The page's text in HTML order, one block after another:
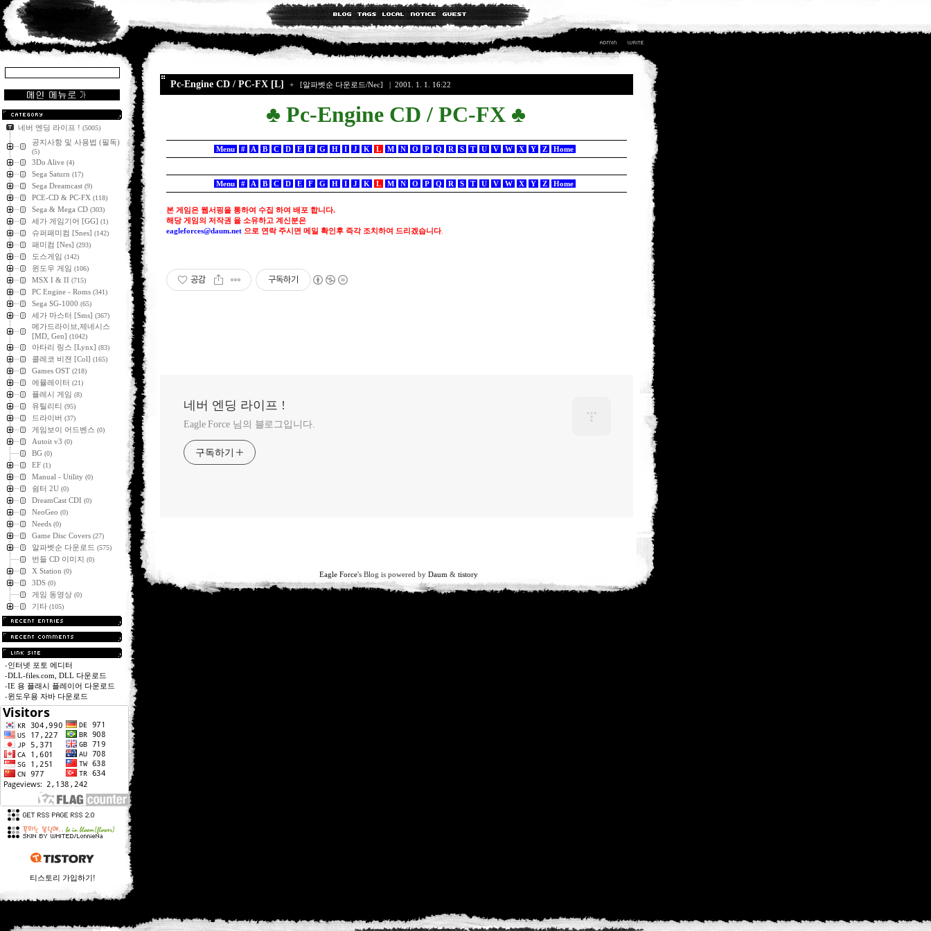
네버 엔딩 라이프 ! (5005)
공지사항 및 사용법 (필독)
(5)
3Do Alive (4)
Sega Saturn (17)
Sega Dreamcast (9)
PCE-CD & PC-FX (118)
Sega & Mega CD (303)
세가 게임기어 [GG] (1)
슈퍼패미컴 [Snes] (142)
패미컴 [Nes] (293)
도스게임 (142)
윈도우 게임 (106)
MSX I & II (715)
PC Engine - Roms (341)
Sega SG-1000 (65)
세가 마스터 [Sms] (367)
메가드라이브,제네시스
[MD, Gen] (1042)
아타리 링스 [Lynx] (83)
콜레코 비젼 [Col] (165)
Games OST (218)
에뮬레이터 (21)
플레시 게임 (8)
유틸리티 (95)
드라이버 (37)
게임보이 어드벤스 (0)
Autoit v3 (0)
BG (0)
EF (1)
Manual - Utility (0)
쉼터 2U (0)
DreamCast CDI (0)
NeoGeo (0)
Needs (0)
Game Disc Covers (27)
알파벳순 다운로드 (575)
번들 CD 이미지 (0)
X Station (0)
3DS (0)
게임 동영상 (0)
기타 (105)
-인터넷 포토 에디터
-DLL-files.com, DLL 다운로드
-IE 용 플래시 플레이어 다운로드
-윈도우용 자바 다운로드
티스토리 가입하기!
Pc-Engine CD / PC-FX [L] + [알파벳순 다운로드/Nec] | 2001. 1. 1. 16:22
♣ Pc-Engine CD / PC-FX♣
Menu # A B C D E F G H I J K L M N O P Q R S T U V W X Y Z Home
Menu # A B C D E F G H I J K L M N O P Q R S T U V W X Y Z Home
본 게임은 웹서핑을 통하여 수집 하여 배포 합니다.
해당 게임의 저작권 을 소유하고 계신분은
eagleforces@daum.net 으로 연락 주시면 메일 확인후 즉각 조치하여 드리겠습니다.
공감 구독하기
네버 엔딩 라이프 !
Eagle Force 님의 블로그입니다.
구독하기
Eagle Force's Blog is powered by Daum & tistory